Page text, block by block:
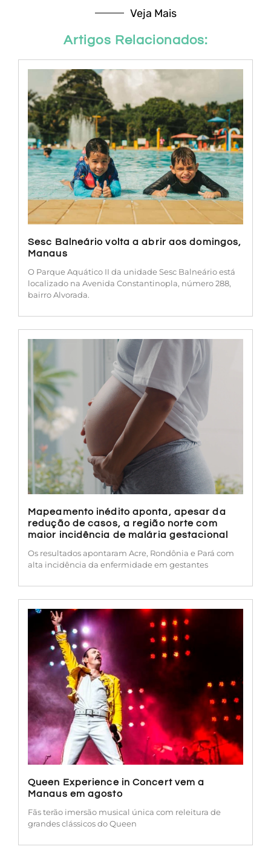
Veja Mais
Artigos Relacionados:
Sesc Balneário volta a abrir aos domingos,
Manaus
O Parque Aquático II da unidade Sesc Balneário está
localizado na Avenida Constantinopla, número 288,
bairro Alvorada.
Mapeamento inédito aponta, apesar da
redução de casos, a região norte com
maior incidência de malária gestacional
Os resultados apontaram Acre, Rondônia e Pará com
alta incidência da enfermidade em gestantes
Queen Experience in Concert vem a
Manaus em agosto
Fãs terão imersão musical única com releitura de
grandes clássicos do Queen